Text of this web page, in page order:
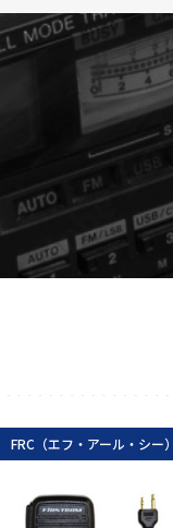
FRC（エフ・アール・シー）